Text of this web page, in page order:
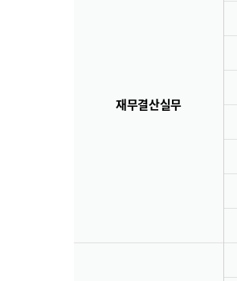
재무결산실무